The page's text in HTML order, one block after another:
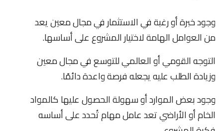
وجود خبرة أو رغبة في الاستثمار في مجال معين يعد
من العوامل الهامة لاختيار المشروع على أساسها.
التوجه القومي أو العالمي للتوسع في مجال معين
وزيادة الطلب عليه يجعله فرصة واعدة دائمًا.
وجود بعض الموارد أو سهولة الحصول عليها كالمواد
الخام أو الأراضي تعد عامل مهام تُحدد على أساسه